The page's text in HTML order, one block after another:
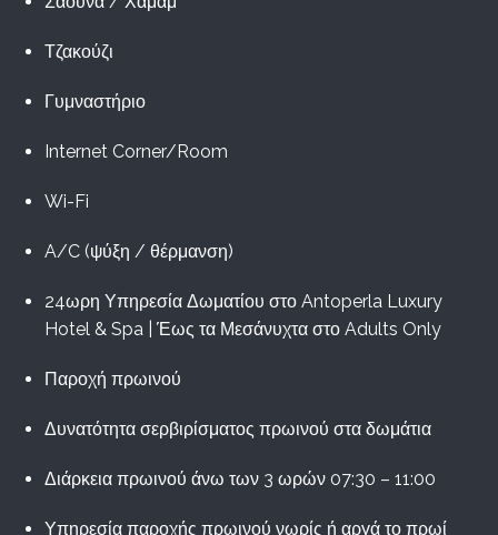
Τζακούζι
Γυμναστήριο
Internet Corner/Room
Wi-Fi
A/C (ψύξη / θέρμανση)
24ωρη Υπηρεσία Δωματίου στο Antoperla Luxury
Hotel & Spa | Έως τα Μεσάνυχτα στο Adults Only
Παροχή πρωινού
Δυνατότητα σερβιρίσματος πρωινού στα δωμάτια
Διάρκεια πρωινού άνω των 3 ωρών 07:30 – 11:00
Υπηρεσία παροχής πρωινού νωρίς ή αργά το πρωί